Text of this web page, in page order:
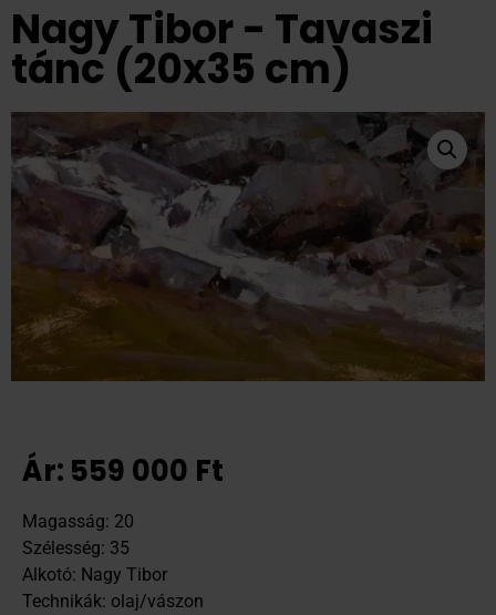
Nagy Tibor - Tavaszi
tánc (20x35 cm)
Ár: 559 000 Ft
Magasság: 20
Szélesség: 35
Alkotó: Nagy Tibor
Technikák: olaj/vászon